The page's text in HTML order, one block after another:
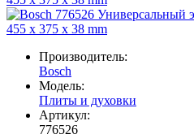
Производитель:
Bosch
Модель:
Плиты и духовки
Артикул:
776526